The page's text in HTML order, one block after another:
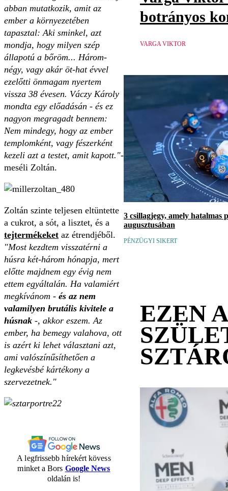
abban mutatkozik, amit az
ember a környezetében
tapasztal: Aki sminkel, azt
mondja, hogy milyen szép
állapotú a bőröm... Három-
négy, vagy akár öt-hat évvel
ezelőtti önmagam nyertem
vissza 38 évesen. Váczy Károly
mondta egy előadásán - és ez
nagyon megragadt bennem:
Nem mindegy, hogy az ember
templomként, vagy fészerként
kezeli azt a testet, amit kapott."-
meséli Zoltán.
Zoltán szinte teljesen eltüntette
a cukrot, a sót, a lisztet, és a
tejtermékeket az étrendjéből.
"Most kezdtem visszatérni a
húsra két-három hónapja, mert
előtte majdnem egy évig nem
ettem egyáltalán. Ha valamiért
megkívánom - és az nem
valamilyen brutális kivitele a
húsnak -, akkor eszem. Az
ember, ha bemegy valahova, ott
is azért ki lehet választani azt,
ami valószínűsíthetően a
legkevésbé kártékony a
szervezetnek."
A legfrissebb hírekért kövess
minket a Bors Google News
oldalán is!
botrányos
VARGA VIKTOR
3 csillagjegy, amely hatalmas
augusztusában
PÉNZÜGYI SIKERT
EZEN